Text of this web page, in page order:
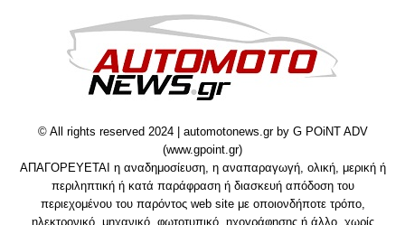
© All rights reserved 2024 | automotonews.gr by G POiNT ADV
(www.gpoint.gr)
ΑΠΑΓΟΡΕΥΕΤΑΙ η αναδημοσίευση, η αναπαραγωγή, ολική, μερική ή
περιληπτική ή κατά παράφραση ή διασκευή απόδοση του
περιεχομένου του παρόντος web site με οποιονδήποτε τρόπο,
ηλεκτρονικό, μηχανικό, φωτοτυπικό, ηχογράφησης ή άλλο, χωρίς